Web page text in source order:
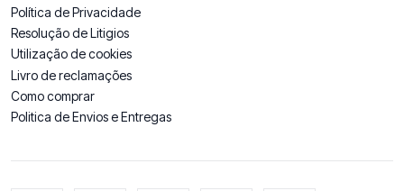
Política de Privacidade
Resolução de Litigios
Utilização de cookies
Livro de reclamações
Como comprar
Politica de Envios e Entregas